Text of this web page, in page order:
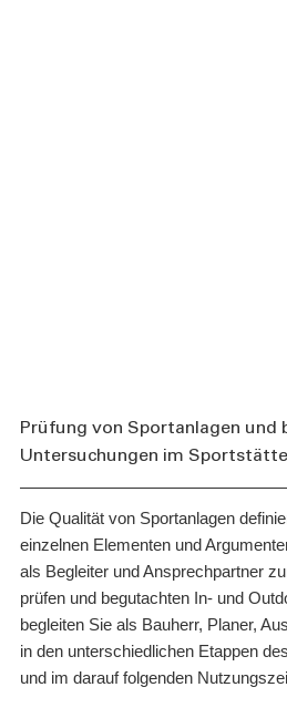
Prüfung von Sportanlagen und
Untersuchungen im
Die Qualität von Sportanlagen
einzelnen Elementen und
als Begleiter und Ansprechpartner
prüfen und begutachten In- und
begleiten Sie als Bauherr, Planer,
in den unterschiedlichen Etappen
und im darauf folgenden